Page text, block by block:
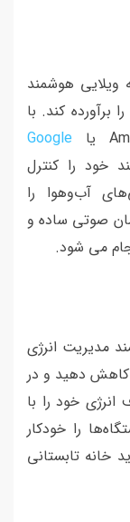
هوشمند
کند. با
Google
خود را کنترل
آب‌وهوا را
صوتی ساده و
می شود.
مدیریت انرژی
کاهش دهید و در
خود را با
را خودکار
خانه تابستانی